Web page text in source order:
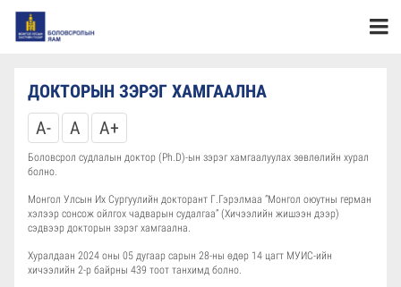
ДОКТОРЫН ЗЭРЭГ ХАМГААЛНА
A-
A A+
Боловсрол судлалын доктор (Ph.D)-ын зэрэг хамгаалуулах зөвлөлийн хурал
болно.
Монгол Улсын Их Сургуулийн докторант Г.Гэрэлмаа “Монгол оюутны герман
хэлээр сонсож ойлгох чадварын судалгаа” (Хичээлийн жишээн дээр)
сэдвээр докторын зэрэг хамгаална.
Хуралдаан 2024 оны 05 дугаар сарын 28-ны өдөр 14 цагт МУИС-ийн
хичээлийн 2-р байрны 439 тоот танхимд болно.